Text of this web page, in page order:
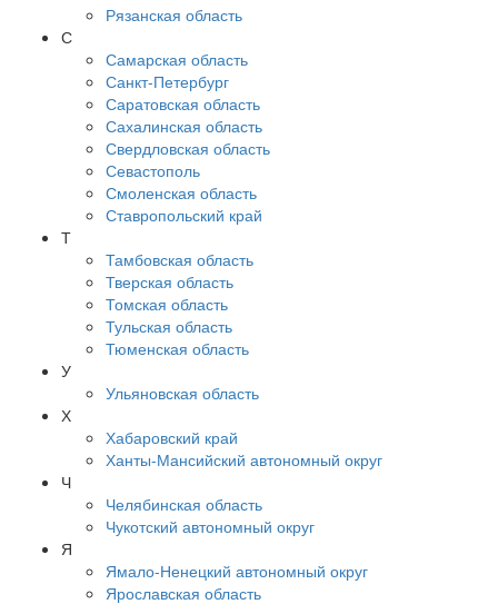
Рязанская область
С
Самарская область
Санкт-Петербург
Саратовская область
Сахалинская область
Свердловская область
Севастополь
Смоленская область
Ставропольский край
Т
Тамбовская область
Тверская область
Томская область
Тульская область
Тюменская область
У
Ульяновская область
Х
Хабаровский край
Ханты-Мансийский автономный округ
Ч
Челябинская область
Чукотский автономный округ
Я
Ямало-Ненецкий автономный округ
Ярославская область